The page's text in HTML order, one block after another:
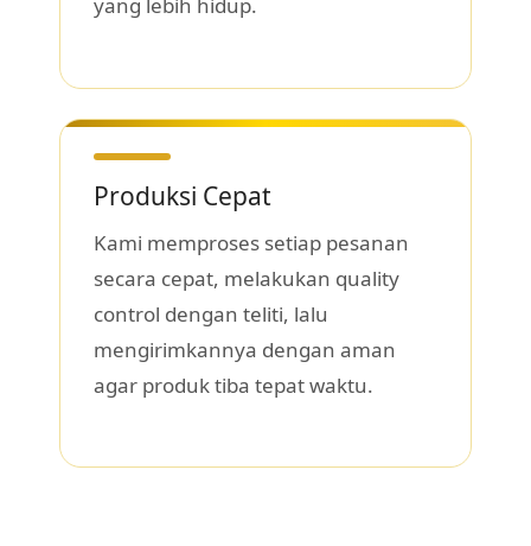
Produksi Cepat
Kami memproses setiap pesanan
secara cepat, melakukan quality
control dengan teliti, lalu
mengirimkannya dengan aman
agar produk tiba tepat waktu.